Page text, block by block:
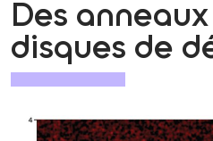
Des
disques de